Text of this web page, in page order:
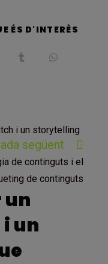
ÉS D'INTERÈS
Opens
Opens
i un storytelling
següent
de continguts i el
de continguts
un
un